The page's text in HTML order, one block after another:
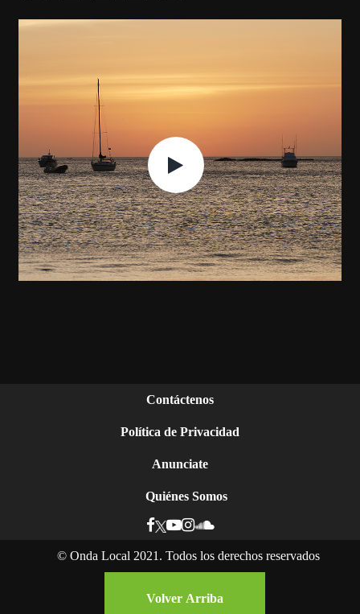
Contáctenos
Política de Privacidad
Anunciate
Quiénes Somos
© Onda Local 2021. Todos los derechos reservados
Volver Arriba
Ser mujer y negra en Nicaragua: la lucha por el
reconocimiento de sus derechos